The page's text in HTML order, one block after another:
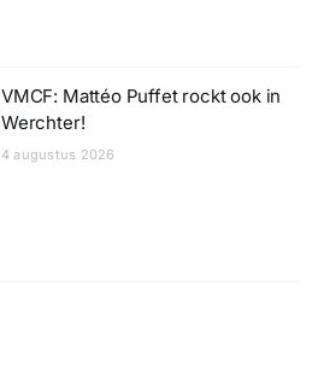
VMCF: Mattéo Puffet rockt ook in
Werchter!
4 augustus 2026